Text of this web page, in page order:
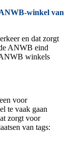
winkel van
en dat zorgt
ANWB eind
ANWB winkels
voor
te vaak gaan
zorgt voor
van tags: